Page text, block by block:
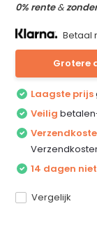
0% rente&
Betaal
Grotere
Laagste prijs
Veilig
14 dagen
Vergelijk